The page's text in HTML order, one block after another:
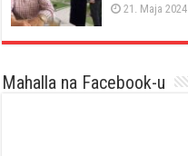
21. Maja 2024.
Mahalla na Facebook-u